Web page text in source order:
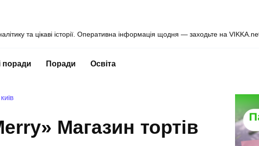
та цікаві історії. Оперативна інформація щодня — заходьте на
поради Поради Освіта
КИЇВ
Магазин тортів